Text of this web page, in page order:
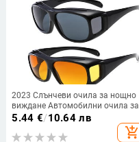
2023 Слънчеви очила за нощно
виждане Автомобилни очила за
нощно шофиране Шофьорски
очила Унисекс Слънчеви очила
UV защита Слънчеви очила
5.44 €/10.64 лв
add_shopping_cart